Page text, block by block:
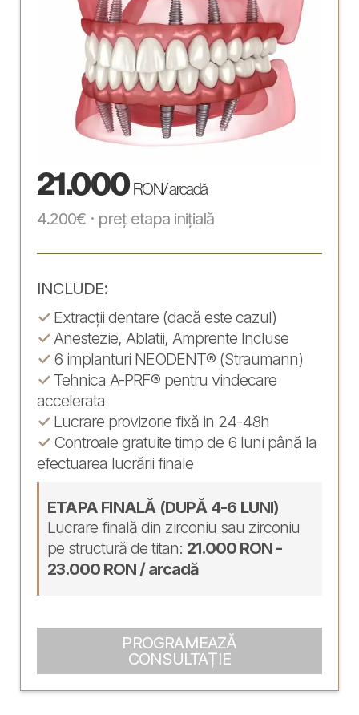
21.000RON / arcadă
4.200€ · preț etapa inițială
INCLUDE:
✓ Extracții dentare (dacă este cazul)
✓ Anestezie, Ablatii, Amprente Incluse
✓ 6 implanturi NEODENT® (Straumann)
✓ Tehnica A-PRF® pentru vindecare
accelerata
✓ Lucrare provizorie fixă in 24-48h
✓ Controale gratuite timp de 6 luni până la
efectuarea lucrării finale
ETAPA FINALĂ (DUPĂ 4-6 LUNI)
Lucrare finală din zirconiu sau zirconiu
pe structură de titan: 21.000 RON -
23.000 RON / arcadă
PROGRAMEAZĂ
CONSULTAȚIE